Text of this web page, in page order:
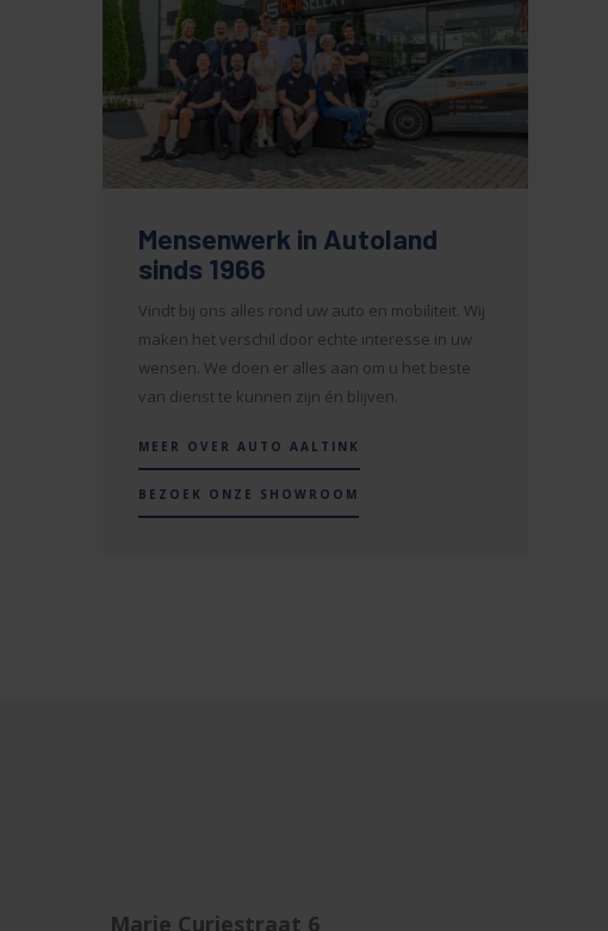
Mensenwerk in Autoland
sinds 1966
Vindt bij ons alles rond uw auto en mobiliteit. Wij
maken het verschil door echte interesse in uw
wensen. We doen er alles aan om u het beste
van dienst te kunnen zijn én blijven.
MEER OVER AUTO AALTINK
BEZOEK ONZE SHOWROOM
Marie Curiestraat 6